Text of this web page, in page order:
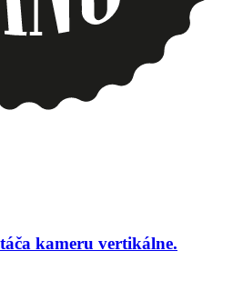
kameru vertikálne.